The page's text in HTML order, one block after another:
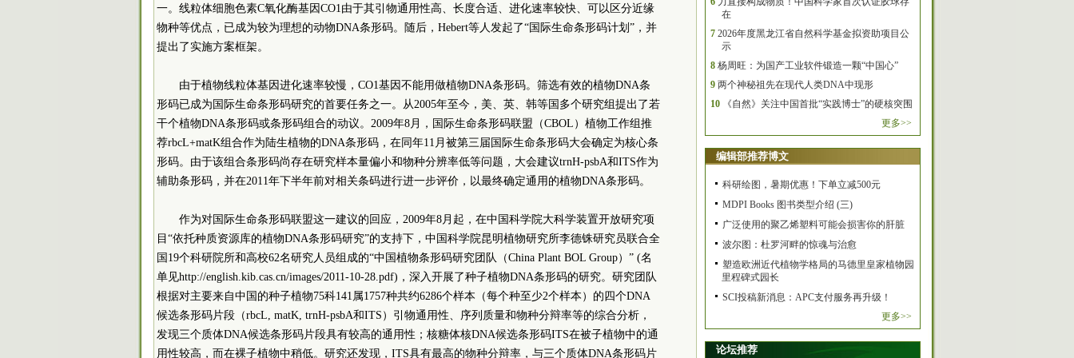
一。线粒体细胞色素C氧化酶基因CO1由于其引物通用性高、长度合适、进化速率较快、可以区分近缘
物种等优点，已成为较为理想的动物DNA条形码。随后，Hebert等人发起了“国际生命条形码计划”，并
提出了实施方案框架。
由于植物线粒体基因进化速率较慢，CO1基因不能用做植物DNA条形码。筛选有效的植物DNA条
形码已成为国际生命条形码研究的首要任务之一。从2005年至今，美、英、韩等国多个研究组提出了若
干个植物DNA条形码或条形码组合的动议。2009年8月，国际生命条形码联盟（CBOL）植物工作组推
荐rbcL+matK组合作为陆生植物的DNA条形码，在同年11月被第三届国际生命条形码大会确定为核心条
形码。由于该组合条形码尚存在研究样本量偏小和物种分辨率低等问题，大会建议trnH-psbA和ITS作为
辅助条形码，并在2011年下半年前对相关条码进行进一步评价，以最终确定通用的植物DNA条形码。
作为对国际生命条形码联盟这一建议的回应，2009年8月起，在中国科学院大科学装置开放研究项
目“依托种质资源库的植物DNA条形码研究”的支持下，中国科学院昆明植物研究所李德铢研究员联合全
国19个科研院所和高校62名研究人员组成的“中国植物条形码研究团队（China Plant BOL Group）” (名
单见http://english.kib.cas.cn/images/2011-10-28.pdf)，深入开展了种子植物DNA条形码的研究。研究团队
根据对主要来自中国的种子植物75科141属1757种共约6286个样本（每个种至少2个样本）的四个DNA
候选条形码片段（rbcL, matK, trnH-psbA和ITS）引物通用性、序列质量和物种分辩率等的综合分析，
发现三个质体DNA候选条形码片段具有较高的通用性；核糖体核DNA候选条形码ITS在被子植物中的通
用性较高，而在裸子植物中稍低。研究还发现，ITS具有最高的物种分辩率，与三个质体DNA条形码片
在
7 2026年度黑龙江省自然科学基金拟资助项目公
示
8 杨周旺：为国产工业软件锻造一颗“中国心”
9 两个神秘祖先在现代人类DNA中现形
10
《自然》关注中国首批“实践博士”的硬核突围
更多>>
编辑部推荐博文
科研绘图，暑期优惠！下单立减500元
MDPI Books 图书类型介绍 (三)
广泛使用的聚乙烯塑料可能会损害你的肝脏
波尔图：杜罗河畔的惊魂与治愈
塑造欧洲近代植物学格局的马德里皇家植物园
里程碑式园长
SCI投稿新消息：APC支付服务再升级！
更多>>
论坛推荐